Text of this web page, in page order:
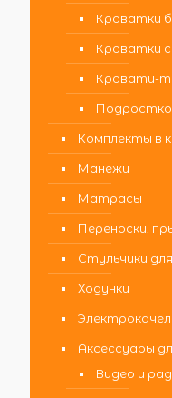
Кроватки
Кроватки
Кровати-
Комплекты в
Манежи
Матрасы
Переноски,
Стульчики
Ходунки
Аксессуары
Видео и